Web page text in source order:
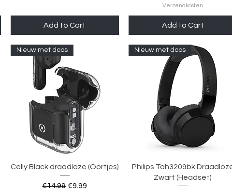
Add to Cart
Verzendkosten
Add to Cart
Quick View
Nieuw met doos
Celly Black draadloze (Oortjes)
Regular Price
€14.99 Sale Price
€9.99
Quick View
Nieuw met doos
Philips Tah3209bk
Zwart (Headset)